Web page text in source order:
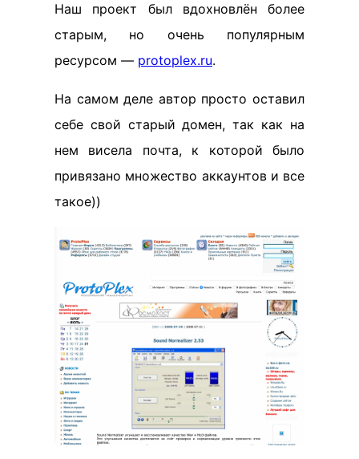
Наш проект был вдохновлён более
старым, но очень популярным
ресурсом — protoplex.ru.
На самом деле автор просто оставил
себе свой старый домен, так как на
нем висела почта, к которой было
привязано множество аккаунтов и все
такое))